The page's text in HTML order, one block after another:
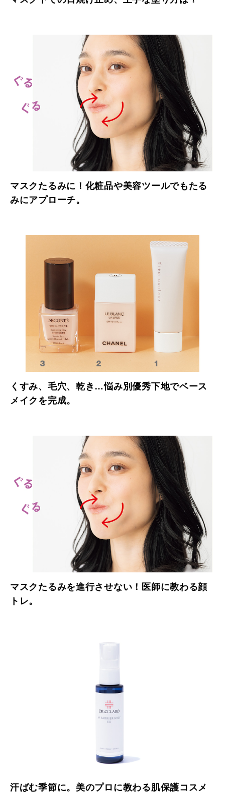
マスクたるみに！化粧品や美容ツールでもたる
みにアプローチ。
くすみ、毛穴、乾き…悩み別優秀下地でベース
メイクを完成。
マスクたるみを進行させない！医師に教わる顔
トレ。
汗ばむ季節に。美のプロに教わる肌保護コスメ